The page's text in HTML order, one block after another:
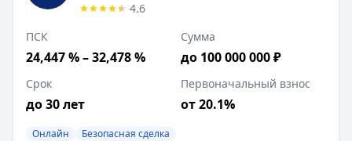
4.6
ПСК
24,447 % – 32,478 %
Сумма
до 100 000 000 ₽
Срок
до 30 лет
Первоначальный взнос
от 20.1%
Онлайн Безопасная сделка